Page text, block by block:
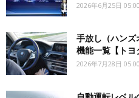
2026年6月25日 05:00
手放し（ハンズ
機能一覧【トヨ
2026年7月28日 05:00